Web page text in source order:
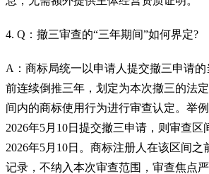
4. Q：撤三审查的“三年期间”如何界定?
A：商标局统一以申请人提交撤三申请
前连续倒推三年，划定为本次撤三的法
间内的商标使用行为进行审查认定。举
2026年5月10日提交撤三申请，则审查区
2026年5月10日。商标注册人在该区间之
记录，不纳入本次审查范围，审查焦点